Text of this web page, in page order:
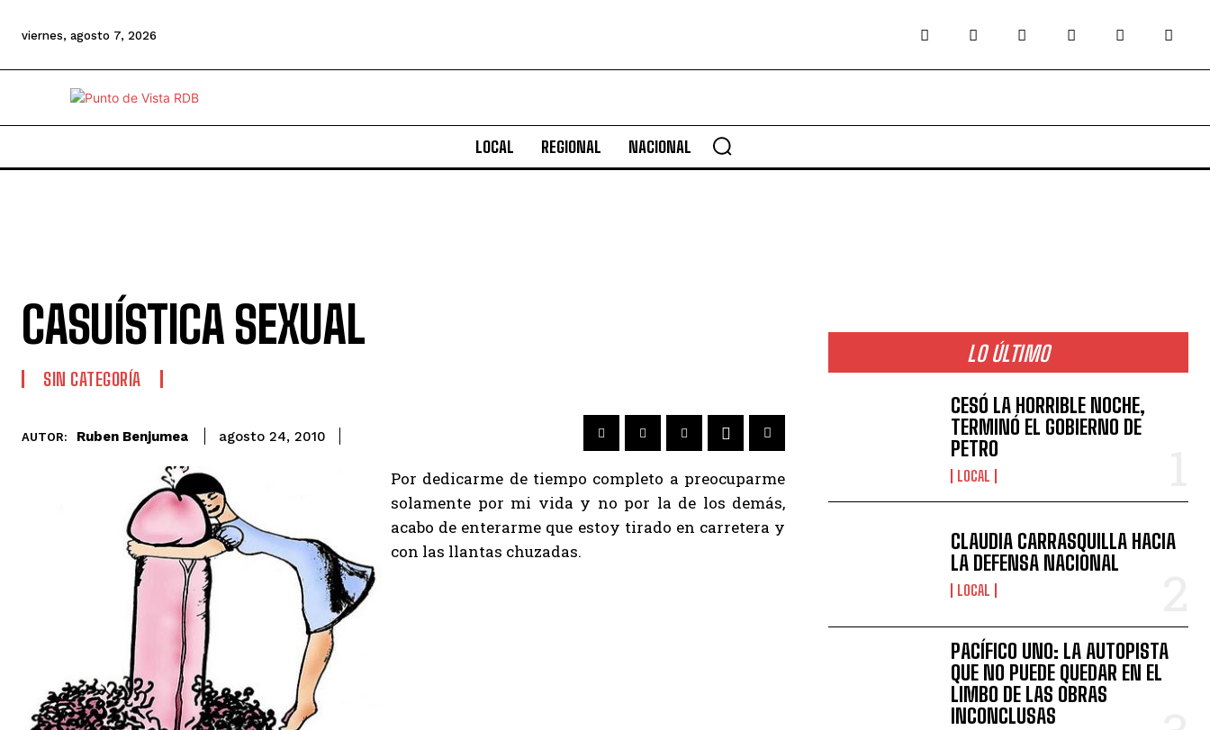
viernes, agosto 7, 2026
LOCAL REGIONAL NACIONAL
CASUÍSTICA SEXUAL
SIN CATEGORÍA
AUTOR: Ruben Benjumea agosto 24, 2010
Por dedicarme de tiempo completo a preocuparme
solamente por mi vida y no por la de los demás,
acabo de enterarme que estoy tirado en carretera y
con las llantas chuzadas.
LO ÚLTIMO
CESÓ LA HORRIBLE NOCHE,
TERMINÓ EL GOBIERNO DE
PETRO
LOCAL
CLAUDIA CARRASQUILLA HACIA
LA DEFENSA NACIONAL
LOCAL
PACÍFICO UNO: LA AUTOPISTA
QUE NO PUEDE QUEDAR EN EL
LIMBO DE LAS OBRAS
INCONCLUSAS